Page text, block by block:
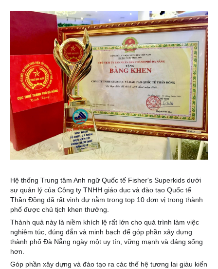
Hệ thống Trung tâm Anh ngữ Quốc tế Fisher's Superkids dưới
sự quản lý của Công ty TNHH giáo dục và đào tạo Quốc tế
Thần Đồng đã rất vinh dự nằm trong top 10 đơn vị trong thành
phố được chủ tịch khen thưởng.
Thành quả này là niềm khích lệ rất lớn cho quá trình làm việc
nghiêm túc, đúng đắn và minh bạch để góp phần xây dựng
thành phố Đà Nẵng ngày một uy tín, vững mạnh và đáng sống
hơn.
Góp phần xây dựng và đào tạo ra các thế hệ tương lai giàu kiến